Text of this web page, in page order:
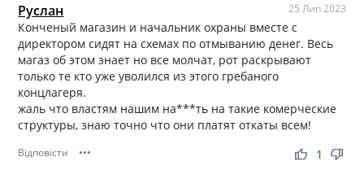
Руслан 25 Лип 2023
Конченый магазин и начальник охраны вместе с
директором сидят на схемах по отмыванию денег. Весь
магаз об этом знает но все молчат, рот раскрывают
только те кто уже уволился из этого гребаного
концлагеря.
жаль что властям нашим на***ть на такие комерческие
структуры, знаю точно что они платят откаты всем!
Відповісти ••• thumb_up thumb_down
1